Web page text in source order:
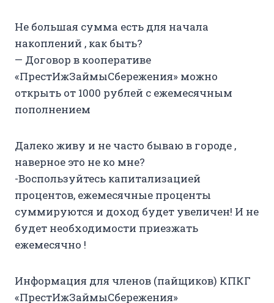
Не большая сумма есть для начала
накоплений , как быть?
— Договор в кооперативе
«ПрестИжЗаймыСбережения» можно
открыть от 1000 рублей с ежемесячным
пополнением
Далеко живу и не часто бываю в городе ,
наверное это не ко мне?
-Воспользуйтесь капитализацией
процентов, ежемесячные проценты
суммируются и доход будет увеличен! И не
будет необходимости приезжать
ежемесячно !
Информация для членов (пайщиков) КПКГ
«ПрестИжЗаймыСбережения»